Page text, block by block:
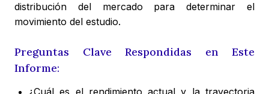
distribución del mercado para determinar el
movimiento del estudio.
Preguntas Clave Respondidas en Este
Informe: